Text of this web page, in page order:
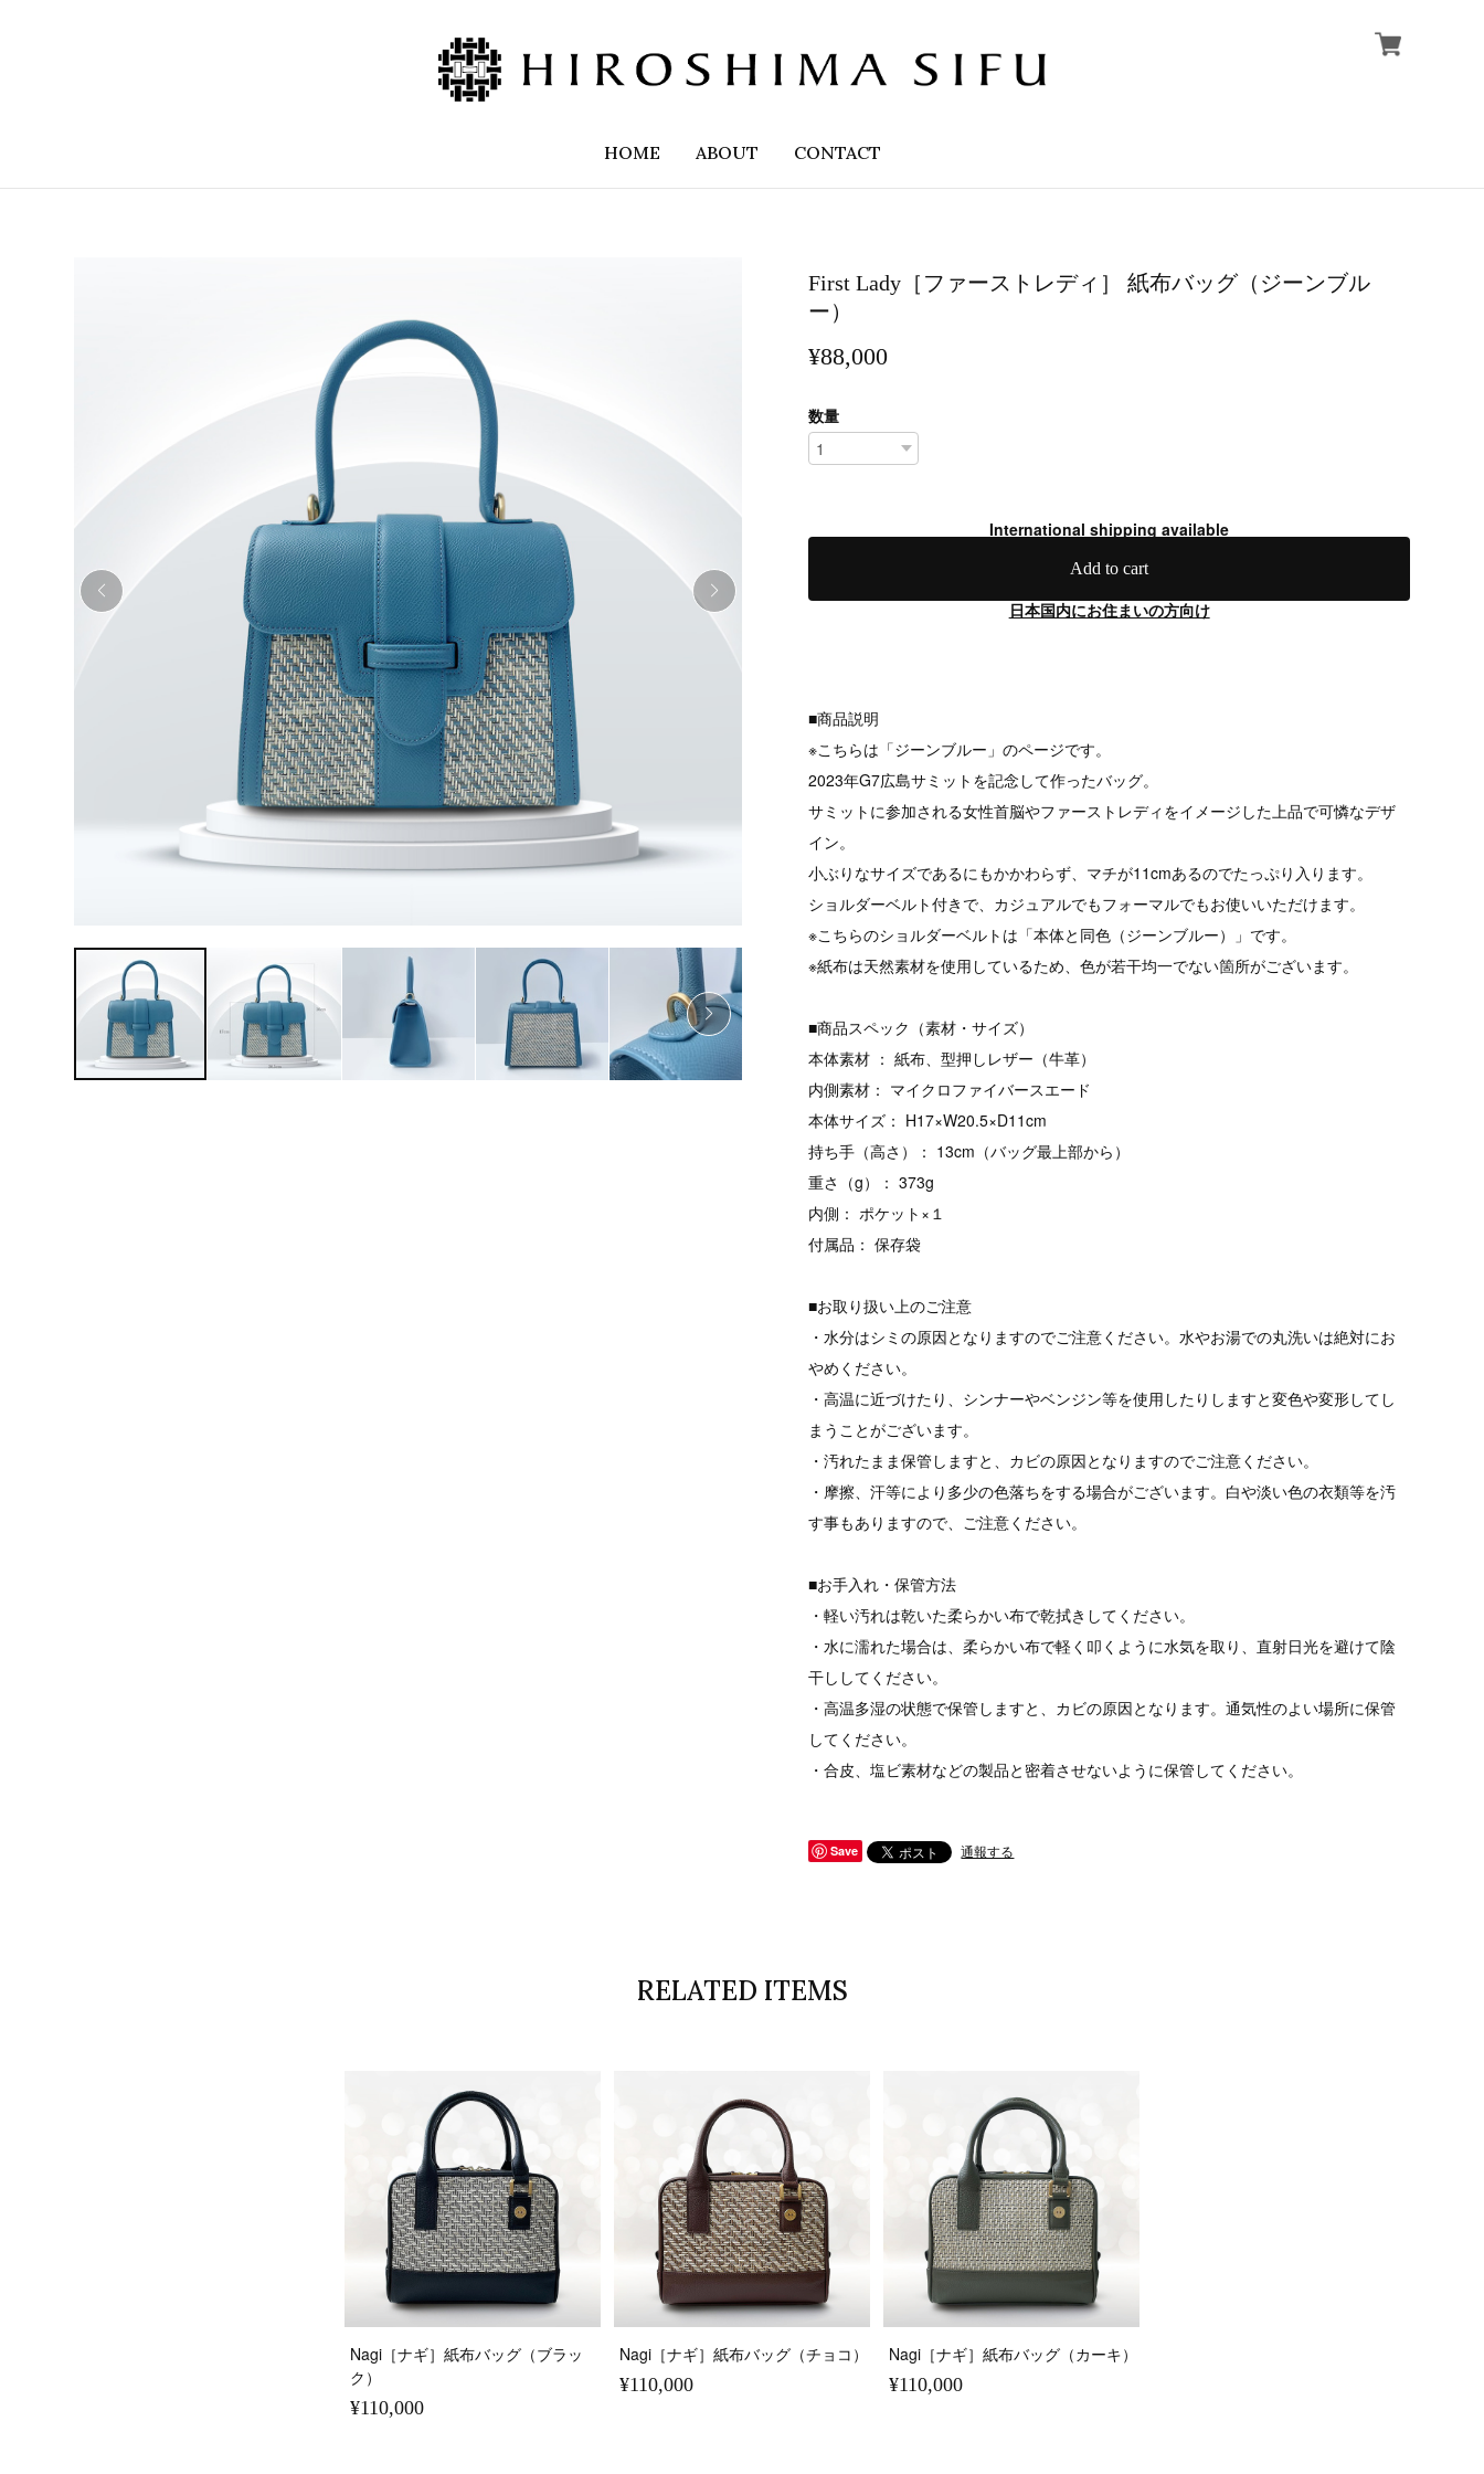
HOME ABOUT CONTACT
First Lady［ファーストレディ］ 紙布バッグ（ジーンブル
ー）
¥88,000
数量
International shipping available
Add to cart
日本国内にお住まいの方向け
■商品説明
※こちらは「ジーンブルー」のページです。
2023年G7広島サミットを記念して作ったバッグ。
サミットに参加される女性首脳やファーストレディをイメージした上品で可憐なデザ
イン。
小ぶりなサイズであるにもかかわらず、マチが11cmあるのでたっぷり入ります。
ショルダーベルト付きで、カジュアルでもフォーマルでもお使いいただけます。
※こちらのショルダーベルトは「本体と同色（ジーンブルー）」です。
※紙布は天然素材を使用しているため、色が若干均一でない箇所がございます。
■商品スペック（素材・サイズ）
本体素材 ： 紙布、型押しレザー（牛革）
内側素材： マイクロファイバースエード
本体サイズ： H17×W20.5×D11cm
持ち手（高さ）： 13cm（バッグ最上部から）
重さ（g）： 373g
内側： ポケット×１
付属品： 保存袋
■お取り扱い上のご注意
・水分はシミの原因となりますのでご注意ください。水やお湯での丸洗いは絶対にお
やめください。
・高温に近づけたり、シンナーやベンジン等を使用したりしますと変色や変形してし
まうことがございます。
・汚れたまま保管しますと、カビの原因となりますのでご注意ください。
・摩擦、汗等により多少の色落ちをする場合がございます。白や淡い色の衣類等を汚
す事もありますので、ご注意ください。
■お手入れ・保管方法
・軽い汚れは乾いた柔らかい布で乾拭きしてください。
・水に濡れた場合は、柔らかい布で軽く叩くように水気を取り、直射日光を避けて陰
干ししてください。
・高温多湿の状態で保管しますと、カビの原因となります。通気性のよい場所に保管
してください。
・合皮、塩ビ素材などの製品と密着させないように保管してください。
Save 通報する
RELATED ITEMS
Nagi［ナギ］紙布バッグ（ブラッ
ク）
¥110,000
Nagi［ナギ］紙布バッグ（チョコ）
¥110,000
Nagi［ナギ］紙布バッグ（カーキ）
¥110,000